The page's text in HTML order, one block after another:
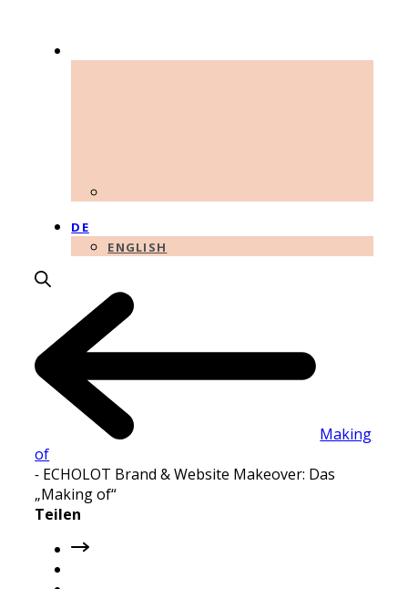
DE
ENGLISH
Making
of
- ECHOLOT Brand & Website Makeover: Das
„Making of“
Teilen